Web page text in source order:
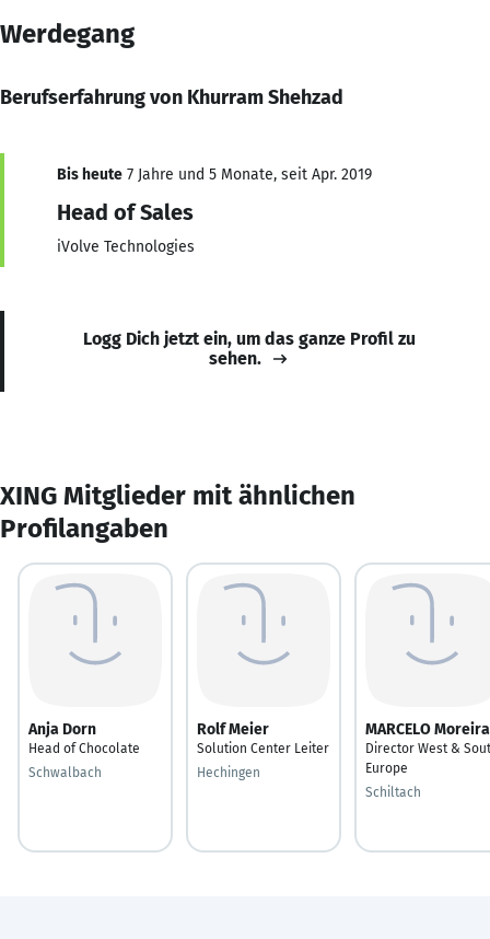
Werdegang
Berufserfahrung von Khurram Shehzad
Bis heute 7 Jahre und 5 Monate, seit Apr. 2019
Head of Sales
iVolve Technologies
Logg Dich jetzt ein, um das ganze Profil zu
sehen.
XING Mitglieder mit ähnlichen
Profilangaben
Anja Dorn
Head of Chocolate
Schwalbach
Rolf Meier
Solution Center Leiter
Hechingen
MARCELO Moreira
Director West &
Europe
Schiltach